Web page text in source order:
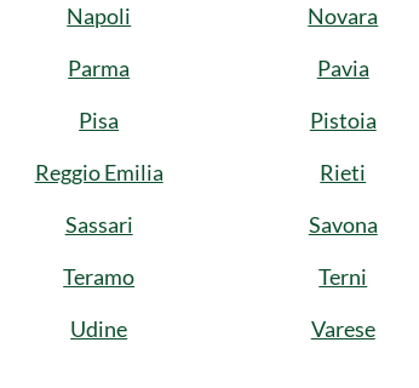
Napoli Novara
Parma Pavia
Pisa Pistoia
Reggio Emilia Rieti
Sassari Savona
Teramo Terni
Udine Varese